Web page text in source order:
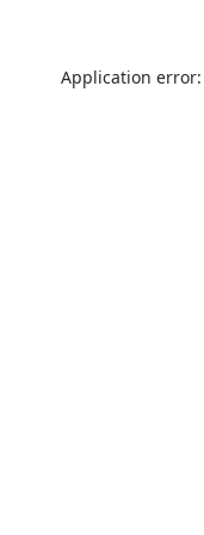
Application